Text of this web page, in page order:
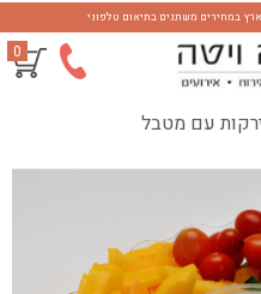
0
עם מטבל